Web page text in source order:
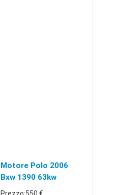
Motore Polo 2006
Bxw 1390 63kw
230.000km